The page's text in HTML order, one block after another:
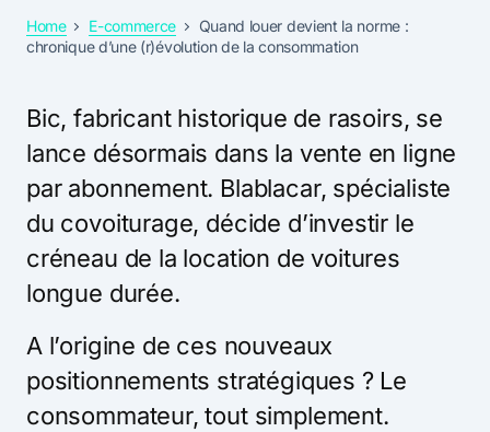
Home E-commerce
Quand louer devient la norme :
chronique d’une (r)évolution de la consommation
Bic, fabricant historique de rasoirs, se
lance désormais dans la vente en ligne
par abonnement. Blablacar, spécialiste
du covoiturage, décide d’investir le
créneau de la location de voitures
longue durée.
A l’origine de ces nouveaux
positionnements stratégiques ? Le
consommateur, tout simplement.